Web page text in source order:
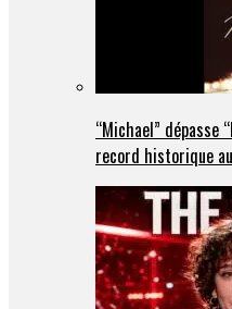
“Michael” dépasse
record historique